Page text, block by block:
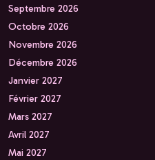
Septembre 2026
Octobre 2026
Novembre 2026
Décembre 2026
Janvier 2027
Février 2027
Mars 2027
Avril 2027
Mai 2027